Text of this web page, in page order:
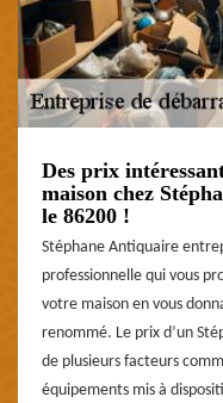
Des prix
maison chez
le 86200 !
Stéphane Antiquaire
professionnelle qui vous
votre maison en vous
renommé. Le prix d’un
de plusieurs facteurs
équipements mis à